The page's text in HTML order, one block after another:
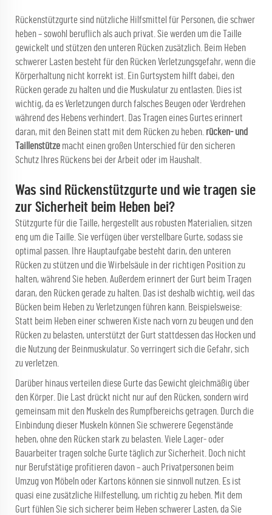
Rückenstützgurte sind nützliche Hilfsmittel für Personen, die schwer
heben – sowohl beruflich als auch privat. Sie werden um die Taille
gewickelt und stützen den unteren Rücken zusätzlich. Beim Heben
schwerer Lasten besteht für den Rücken Verletzungsgefahr, wenn die
Körperhaltung nicht korrekt ist. Ein Gurtsystem hilft dabei, den
Rücken gerade zu halten und die Muskulatur zu entlasten. Dies ist
wichtig, da es Verletzungen durch falsches Beugen oder Verdrehen
während des Hebens verhindert. Das Tragen eines Gurtes erinnert
daran, mit den Beinen statt mit dem Rücken zu heben. rücken- und
Taillenstütze macht einen großen Unterschied für den sicheren
Schutz Ihres Rückens bei der Arbeit oder im Haushalt.
Was sind Rückenstützgurte und wie tragen sie
zur Sicherheit beim Heben bei?
Stützgurte für die Taille, hergestellt aus robusten Materialien, sitzen
eng um die Taille. Sie verfügen über verstellbare Gurte, sodass sie
optimal passen. Ihre Hauptaufgabe besteht darin, den unteren
Rücken zu stützen und die Wirbelsäule in der richtigen Position zu
halten, während Sie heben. Außerdem erinnert der Gurt beim Tragen
daran, den Rücken gerade zu halten. Das ist deshalb wichtig, weil das
Bücken beim Heben zu Verletzungen führen kann. Beispielsweise:
Statt beim Heben einer schweren Kiste nach vorn zu beugen und den
Rücken zu belasten, unterstützt der Gurt stattdessen das Hocken und
die Nutzung der Beinmuskulatur. So verringert sich die Gefahr, sich
zu verletzen.
Darüber hinaus verteilen diese Gurte das Gewicht gleichmäßig über
den Körper. Die Last drückt nicht nur auf den Rücken, sondern wird
gemeinsam mit den Muskeln des Rumpfbereichs getragen. Durch die
Einbindung dieser Muskeln können Sie schwerere Gegenstände
heben, ohne den Rücken stark zu belasten. Viele Lager- oder
Bauarbeiter tragen solche Gurte täglich zur Sicherheit. Doch nicht
nur Berufstätige profitieren davon – auch Privatpersonen beim
Umzug von Möbeln oder Kartons können sie sinnvoll nutzen. Es ist
quasi eine zusätzliche Hilfestellung, um richtig zu heben. Mit dem
Gurt fühlen Sie sich sicherer beim Heben schwerer Lasten, da Sie